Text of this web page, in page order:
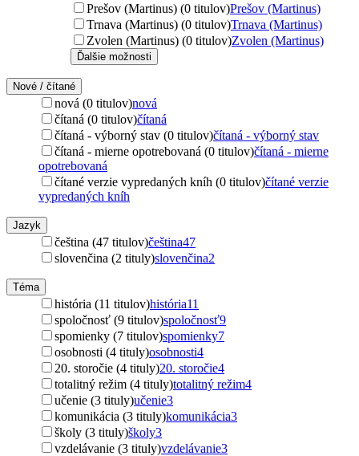
Prešov (Martinus) (0 titulov)Prešov (Martinus)
Trnava (Martinus) (0 titulov)Trnava (Martinus)
Zvolen (Martinus) (0 titulov)Zvolen (Martinus)
Ďalšie možnosti
Nové / čítané
nová (0 titulov)nová
čítaná (0 titulov)čítaná
čítaná - výborný stav (0 titulov)čítaná - výborný stav
čítaná - mierne opotrebovaná (0 titulov)čítaná - mierne
opotrebovaná
čítané verzie vypredaných kníh (0 titulov)čítané verzie
vypredaných kníh
Jazyk
čeština (47 titulov)čeština47
slovenčina (2 tituly)slovenčina2
Téma
história (11 titulov)história11
spoločnosť (9 titulov)spoločnosť9
spomienky (7 titulov)spomienky7
osobnosti (4 tituly)osobnosti4
20. storočie (4 tituly)20. storočie4
totalitný režim (4 tituly)totalitný režim4
učenie (3 tituly)učenie3
komunikácia (3 tituly)komunikácia3
školy (3 tituly)školy3
vzdelávanie (3 tituly)vzdelávanie3